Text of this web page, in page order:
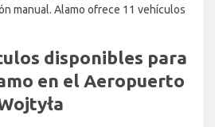
manual. Alamo ofrece 11 vehículos
disponibles para
en el Aeropuerto